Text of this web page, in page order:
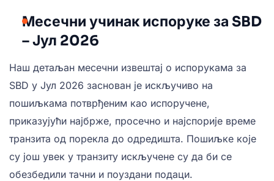
Месечни учинак испоруке за SBD
– Јул 2026
Наш детаљан месечни извештај о испорукама за
SBD у Јул 2026 заснован је искључиво на
пошиљкама потврђеним као испоручене,
приказујући најбрже, просечно и најспорије време
транзита од порекла до одредишта. Пошиљке које
су још увек у транзиту искључене су да би се
обезбедили тачни и поуздани подаци.